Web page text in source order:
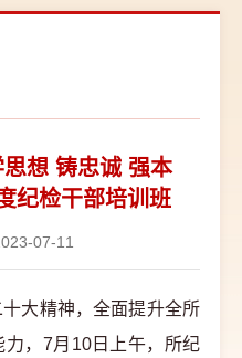
想 铸忠诚 强本
纪检干部培训班
07-11
大精神，全面提升全所
，7月10日上午，所纪